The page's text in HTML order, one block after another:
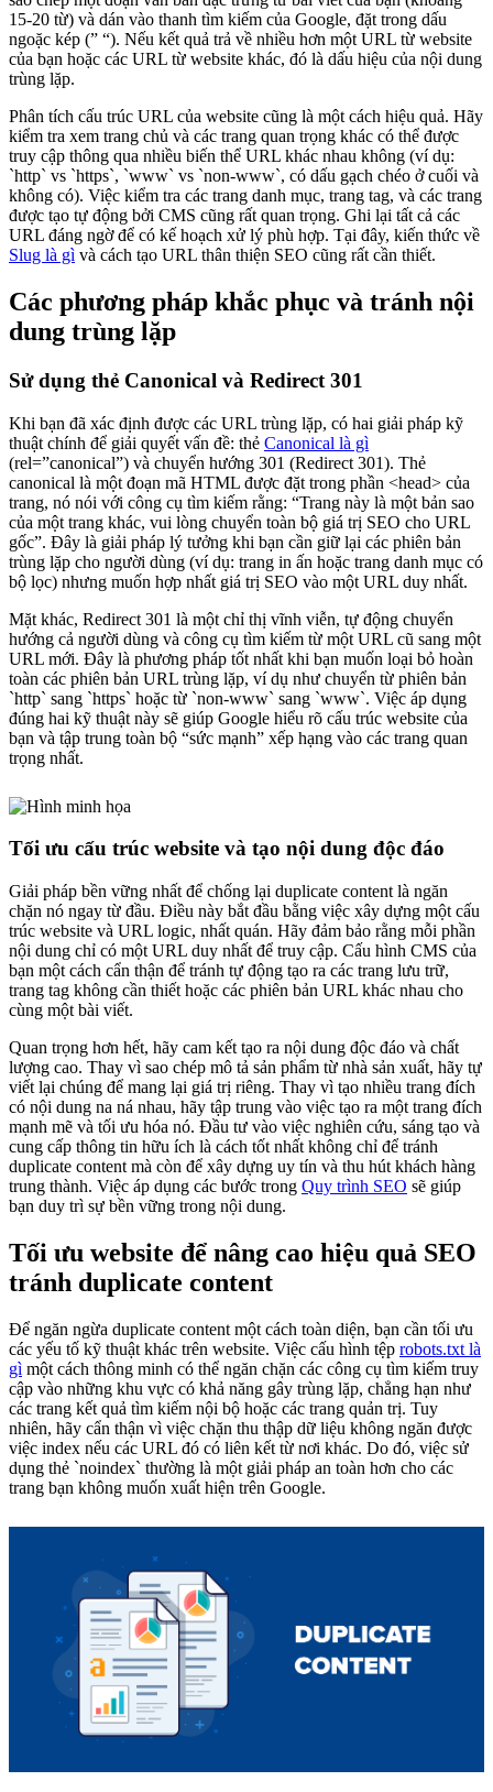
15-20 từ) và dán vào thanh tìm kiếm của Google, đặt trong dấu
ngoặc kép (” “). Nếu kết quả trả về nhiều hơn một URL từ website
của bạn hoặc các URL từ website khác, đó là dấu hiệu của nội dung
trùng lặp.
Phân tích cấu trúc URL của website cũng là một cách hiệu quả. Hãy
kiểm tra xem trang chủ và các trang quan trọng khác có thể được
truy cập thông qua nhiều biến thể URL khác nhau không (ví dụ:
`http` vs `https`, `www` vs `non-www`, có dấu gạch chéo ở cuối và
không có). Việc kiểm tra các trang danh mục, trang tag, và các trang
được tạo tự động bởi CMS cũng rất quan trọng. Ghi lại tất cả các
URL đáng ngờ để có kế hoạch xử lý phù hợp. Tại đây, kiến thức về
Slug là gì và cách tạo URL thân thiện SEO cũng rất cần thiết.
Các phương pháp khắc phục và tránh nội
dung trùng lặp
Sử dụng thẻ Canonical và Redirect 301
Khi bạn đã xác định được các URL trùng lặp, có hai giải pháp kỹ
thuật chính để giải quyết vấn đề: thẻ Canonical là gì
(rel=”canonical”) và chuyển hướng 301 (Redirect 301). Thẻ
canonical là một đoạn mã HTML được đặt trong phần <head> của
trang, nó nói với công cụ tìm kiếm rằng: “Trang này là một bản sao
của một trang khác, vui lòng chuyển toàn bộ giá trị SEO cho URL
gốc”. Đây là giải pháp lý tưởng khi bạn cần giữ lại các phiên bản
trùng lặp cho người dùng (ví dụ: trang in ấn hoặc trang danh mục có
bộ lọc) nhưng muốn hợp nhất giá trị SEO vào một URL duy nhất.
Mặt khác, Redirect 301 là một chỉ thị vĩnh viễn, tự động chuyển
hướng cả người dùng và công cụ tìm kiếm từ một URL cũ sang một
URL mới. Đây là phương pháp tốt nhất khi bạn muốn loại bỏ hoàn
toàn các phiên bản URL trùng lặp, ví dụ như chuyển từ phiên bản
`http` sang `https` hoặc từ `non-www` sang `www`. Việc áp dụng
đúng hai kỹ thuật này sẽ giúp Google hiểu rõ cấu trúc website của
bạn và tập trung toàn bộ “sức mạnh” xếp hạng vào các trang quan
trọng nhất.
Tối ưu cấu trúc website và tạo nội dung độc đáo
Giải pháp bền vững nhất để chống lại duplicate content là ngăn
chặn nó ngay từ đầu. Điều này bắt đầu bằng việc xây dựng một cấu
trúc website và URL logic, nhất quán. Hãy đảm bảo rằng mỗi phần
nội dung chỉ có một URL duy nhất để truy cập. Cấu hình CMS của
bạn một cách cẩn thận để tránh tự động tạo ra các trang lưu trữ,
trang tag không cần thiết hoặc các phiên bản URL khác nhau cho
cùng một bài viết.
Quan trọng hơn hết, hãy cam kết tạo ra nội dung độc đáo và chất
lượng cao. Thay vì sao chép mô tả sản phẩm từ nhà sản xuất, hãy tự
viết lại chúng để mang lại giá trị riêng. Thay vì tạo nhiều trang đích
có nội dung na ná nhau, hãy tập trung vào việc tạo ra một trang đích
mạnh mẽ và tối ưu hóa nó. Đầu tư vào việc nghiên cứu, sáng tạo và
cung cấp thông tin hữu ích là cách tốt nhất không chỉ để tránh
duplicate content mà còn để xây dựng uy tín và thu hút khách hàng
trung thành. Việc áp dụng các bước trong Quy trình SEO sẽ giúp
bạn duy trì sự bền vững trong nội dung.
Tối ưu website để nâng cao hiệu quả SEO
tránh duplicate content
Để ngăn ngừa duplicate content một cách toàn diện, bạn cần tối ưu
các yếu tố kỹ thuật khác trên website. Việc cấu hình tệp robots.txt là
gì một cách thông minh có thể ngăn chặn các công cụ tìm kiếm truy
cập vào những khu vực có khả năng gây trùng lặp, chẳng hạn như
các trang kết quả tìm kiếm nội bộ hoặc các trang quản trị. Tuy
nhiên, hãy cẩn thận vì việc chặn thu thập dữ liệu không ngăn được
việc index nếu các URL đó có liên kết từ nơi khác. Do đó, việc sử
dụng thẻ `noindex` thường là một giải pháp an toàn hơn cho các
trang bạn không muốn xuất hiện trên Google.